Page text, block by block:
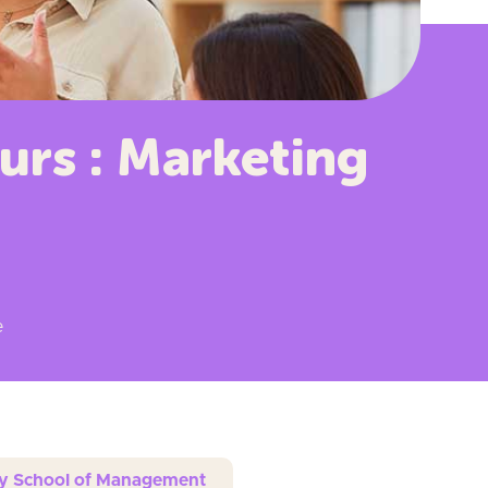
: Marketing
School of Management